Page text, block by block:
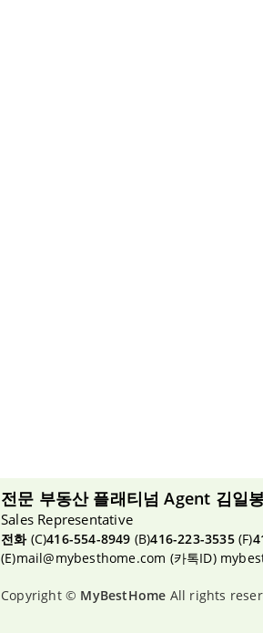
전문 부동산 플래티넘 Agent 김일
Sales Representative
전화(C)416-554-8949 (B)416-223-3535(F)
(E)mail@mybesthome.com (카톡ID)
Copyright © MyBestHome All rights